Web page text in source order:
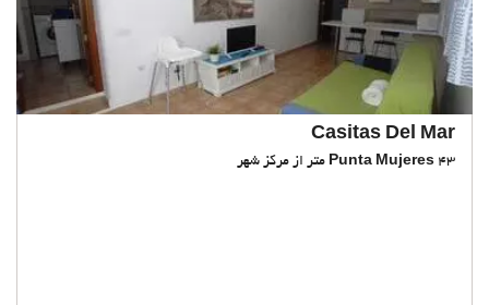
Casitas Del Mar
Punta Mujeres 43 متر از مرکز شهر